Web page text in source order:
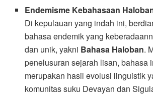
Endemisme Kebahasaan
Di kepulauan yang indah ini,
bahasa endemik yang
dan unik, yakni Bahasa Haloban.
penelusuran sejarah lisan, bahasa
merupakan hasil evolusi linguistik
komunitas suku Devayan dan